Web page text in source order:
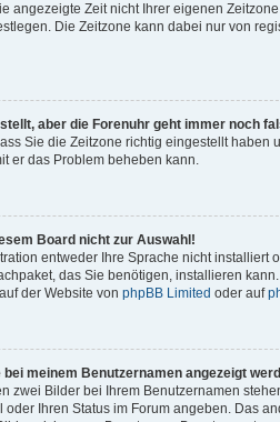
angezeigte Zeit nicht Ihrer eigenen
Die Zeitzone kann dabei nur von
aber die Forenuhr geht immer noch
Sie die Zeitzone richtig eingestellt
er das Problem beheben kann.
Board nicht zur Auswahl!
entweder Ihre Sprache nicht
das Sie benötigen, installieren
der Website von phpBB Limited oder auf
meinem Benutzernamen angezeigt
zwei Bilder bei Ihrem Benutzernamen
oder Ihren Status im Forum angeben. Das